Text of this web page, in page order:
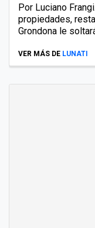
Por Luciano
propiedades,
Grondona le
VER MÁS DE LUNATI